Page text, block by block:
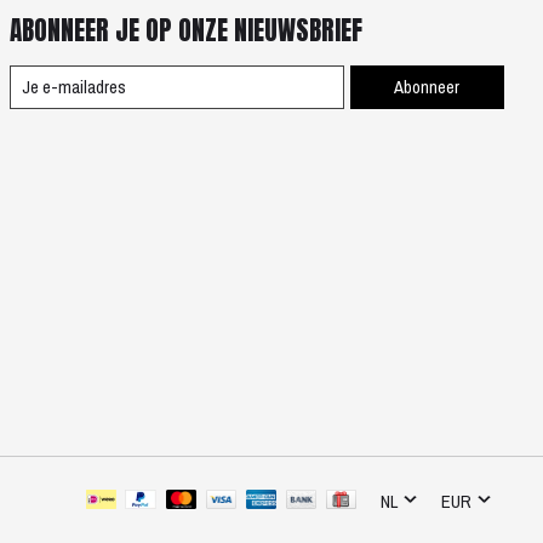
ABONNEER JE OP ONZE NIEUWSBRIEF
Abonneer
NL EUR